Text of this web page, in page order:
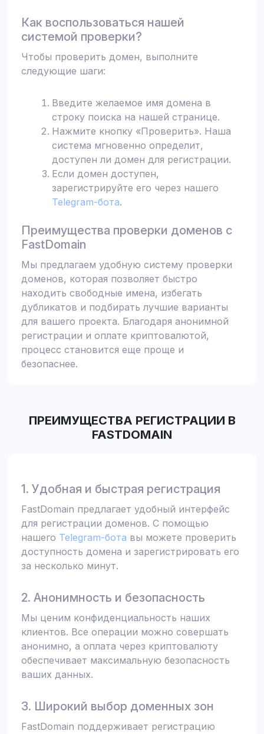
Как воспользоваться нашей
системой проверки?
Чтобы проверить домен, выполните
следующие шаги:
Введите желаемое имя домена в
строку поиска на нашей странице.
Нажмите кнопку «Проверить». Наша
система мгновенно определит,
доступен ли домен для регистрации.
Если домен доступен,
зарегистрируйте его через нашего
Telegram-бота.
Преимущества проверки доменов с
FastDomain
Мы предлагаем удобную систему проверки
доменов, которая позволяет быстро
находить свободные имена, избегать
дубликатов и подбирать лучшие варианты
для вашего проекта. Благодаря анонимной
регистрации и оплате криптовалютой,
процесс становится еще проще и
безопаснее.
ПРЕИМУЩЕСТВА РЕГИСТРАЦИИ В
FASTDOMAIN
1. Удобная и быстрая регистрация
FastDomain предлагает удобный интерфейс
для регистрации доменов. С помощью
нашего Telegram-бота вы можете проверить
доступность домена и зарегистрировать его
за несколько минут.
2. Анонимность и безопасность
Мы ценим конфиденциальность наших
клиентов. Все операции можно совершать
анонимно, а оплата через криптовалюту
обеспечивает максимальную безопасность
ваших данных.
3. Широкий выбор доменных зон
FastDomain поддерживает регистрацию